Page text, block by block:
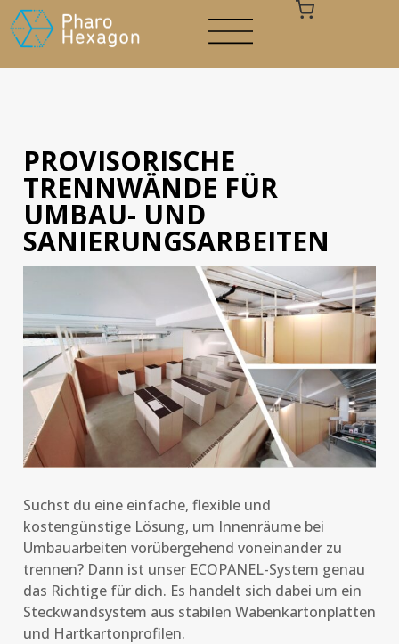
PROVISORISCHE
TRENNWÄNDE FÜR
UMBAU- UND
SANIERUNGSARBEITEN
Suchst du eine einfache, flexible und
kostengünstige Lösung, um Innenräume bei
Umbauarbeiten vorübergehend voneinander zu
trennen? Dann ist unser ECOPANEL-System genau
das Richtige für dich. Es handelt sich dabei um ein
Steckwandsystem aus stabilen Wabenkartonplatten
und Hartkartonprofilen.
Ihr Warenkorb ist leer